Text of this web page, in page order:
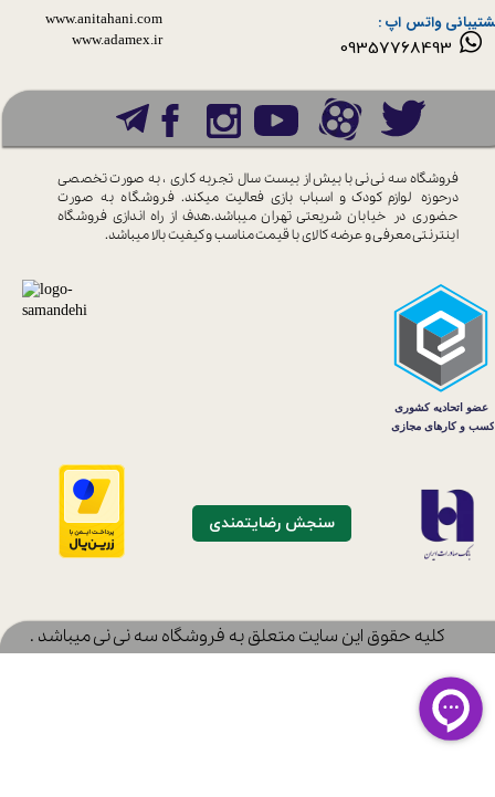
09357768493
www.anitahani.com
www.ada​​​​​​​mex.ir
فروشگاه سه نی نی با بیش از بیست سال تجربه کاری ، به صورت تخصصی
درحوزه لوازم کودک و اسباب بازی فعالیت میکند. فروشگاه به صورت
حضوری در خیابان شریعتی تهران میباشد.هدف از راه اندازی فروشگاه
اینترنتی معرفی و عرضه کالای باقیمت مناسب و کیفیت بالا میباشد.
واتس اپ :
سنجش رضایتمندی
​کلیه حقوق این سایت متعلق به فروشگاه سه نی نی میباشد .